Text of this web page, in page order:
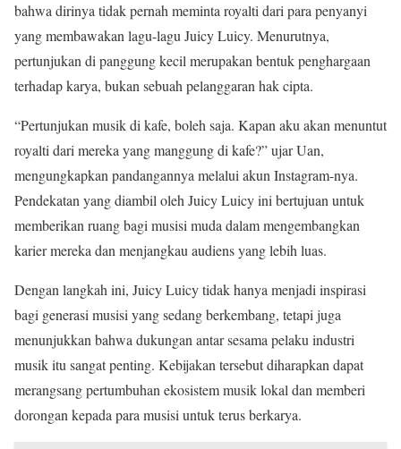
bahwa dirinya tidak pernah meminta royalti dari para penyanyi
yang membawakan lagu-lagu Juicy Luicy. Menurutnya,
pertunjukan di panggung kecil merupakan bentuk penghargaan
terhadap karya, bukan sebuah pelanggaran hak cipta.
“Pertunjukan musik di kafe, boleh saja. Kapan aku akan menuntut
royalti dari mereka yang manggung di kafe?” ujar Uan,
mengungkapkan pandangannya melalui akun Instagram-nya.
Pendekatan yang diambil oleh Juicy Luicy ini bertujuan untuk
memberikan ruang bagi musisi muda dalam mengembangkan
karier mereka dan menjangkau audiens yang lebih luas.
Dengan langkah ini, Juicy Luicy tidak hanya menjadi inspirasi
bagi generasi musisi yang sedang berkembang, tetapi juga
menunjukkan bahwa dukungan antar sesama pelaku industri
musik itu sangat penting. Kebijakan tersebut diharapkan dapat
merangsang pertumbuhan ekosistem musik lokal dan memberi
dorongan kepada para musisi untuk terus berkarya.